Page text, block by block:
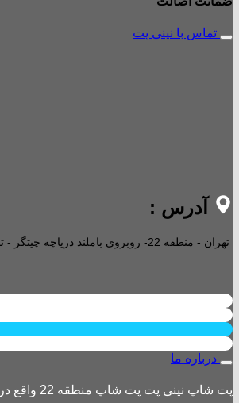
تماس با نینی پت
آدرس :
تهران - منطقه 22- روبروی باملند دریاچه چیتگر - تقاطع خیابان امیری صفت و خیابان دریا - پاساژ پارامیس -ورودی A تجاری -
درباره ما
پت شاپ نینی پت پت شاپ منطقه 22 واقع در نزدیکی دریاچه چیتگر یکی از بزرگترین پت شاپ های منطقه 22 است